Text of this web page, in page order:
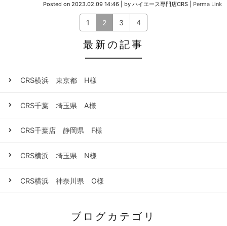
Posted on 2023.02.09 14:46 by ハイエース専門店CRS Perma Link
1 2 3 4
最新の記事
CRS横浜 東京都 H様
CRS千葉 埼玉県 A様
CRS千葉店 静岡県 F様
CRS横浜 埼玉県 N様
CRS横浜 神奈川県 O様
ブログカテゴリ